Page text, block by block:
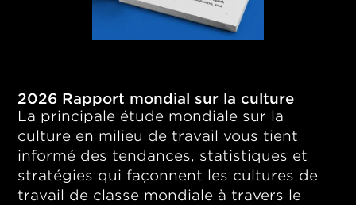
2026 Rapport mondial sur la culture
La principale étude mondiale sur la
culture en milieu de travail vous tient
informé des tendances, statistiques et
stratégies qui façonnent les cultures de
travail de classe mondiale à travers le